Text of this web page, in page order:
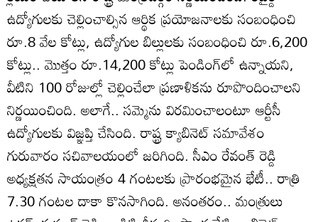
ఉద్యోగులకు చెల్లించాల్సిన ఆర్థిక ప్రయోజనాలకు సంబంధించి
రూ.8 వేల కోట్లు, ఉద్యోగుల బిల్లులకు సంబంధించి రూ.6,200
కోట్లు.. మొత్తం రూ.14,200 కోట్లు పెండింగ్‌లో ఉన్నాయని,
వీటిని 100 రోజుల్లో చెల్లించేలా ప్రణాళికను రూపొందించాలని
నిర్ణయించింది. అలాగే.. సమ్మెను విరమించాలంటూ ఆర్టీసీ
ఉద్యోగులకు విజ్ఞప్తి చేసింది. రాష్ట్ర క్యాబినెట్‌ సమావేశం
గురువారం సచివాలయంలో జరిగింది. సీఎం రేవంత్‌ రెడ్డి
అధ్యక్షతన సాయంత్రం 4 గంటలకు ప్రారంభమైన భేటీ.. రాత్రి
7.30 గంటల దాకా కొనసాగింది. అనంతరం.. మంత్రులు